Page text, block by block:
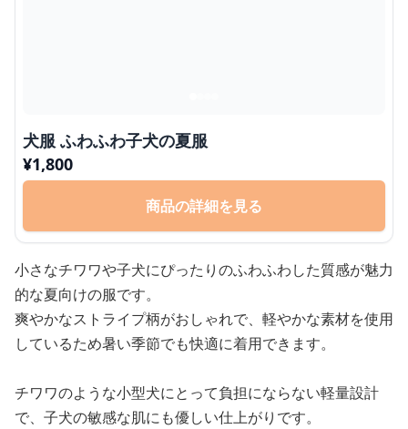
犬服 ふわふわ子犬の夏服
¥1,800
商品の詳細を見る
小さなチワワや子犬にぴったりのふわふわした質感が魅力
的な夏向けの服です。
爽やかなストライプ柄がおしゃれで、軽やかな素材を使用
しているため暑い季節でも快適に着用できます。
チワワのような小型犬にとって負担にならない軽量設計
で、子犬の敏感な肌にも優しい仕上がりです。